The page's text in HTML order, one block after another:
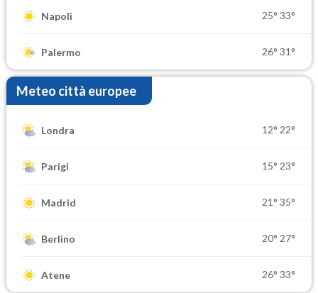
Napoli 25° 33°
Palermo 26° 31°
Meteo città europee
Londra 12° 22°
Parigi 15° 23°
Madrid 21° 35°
Berlino 20° 27°
Atene 26° 33°